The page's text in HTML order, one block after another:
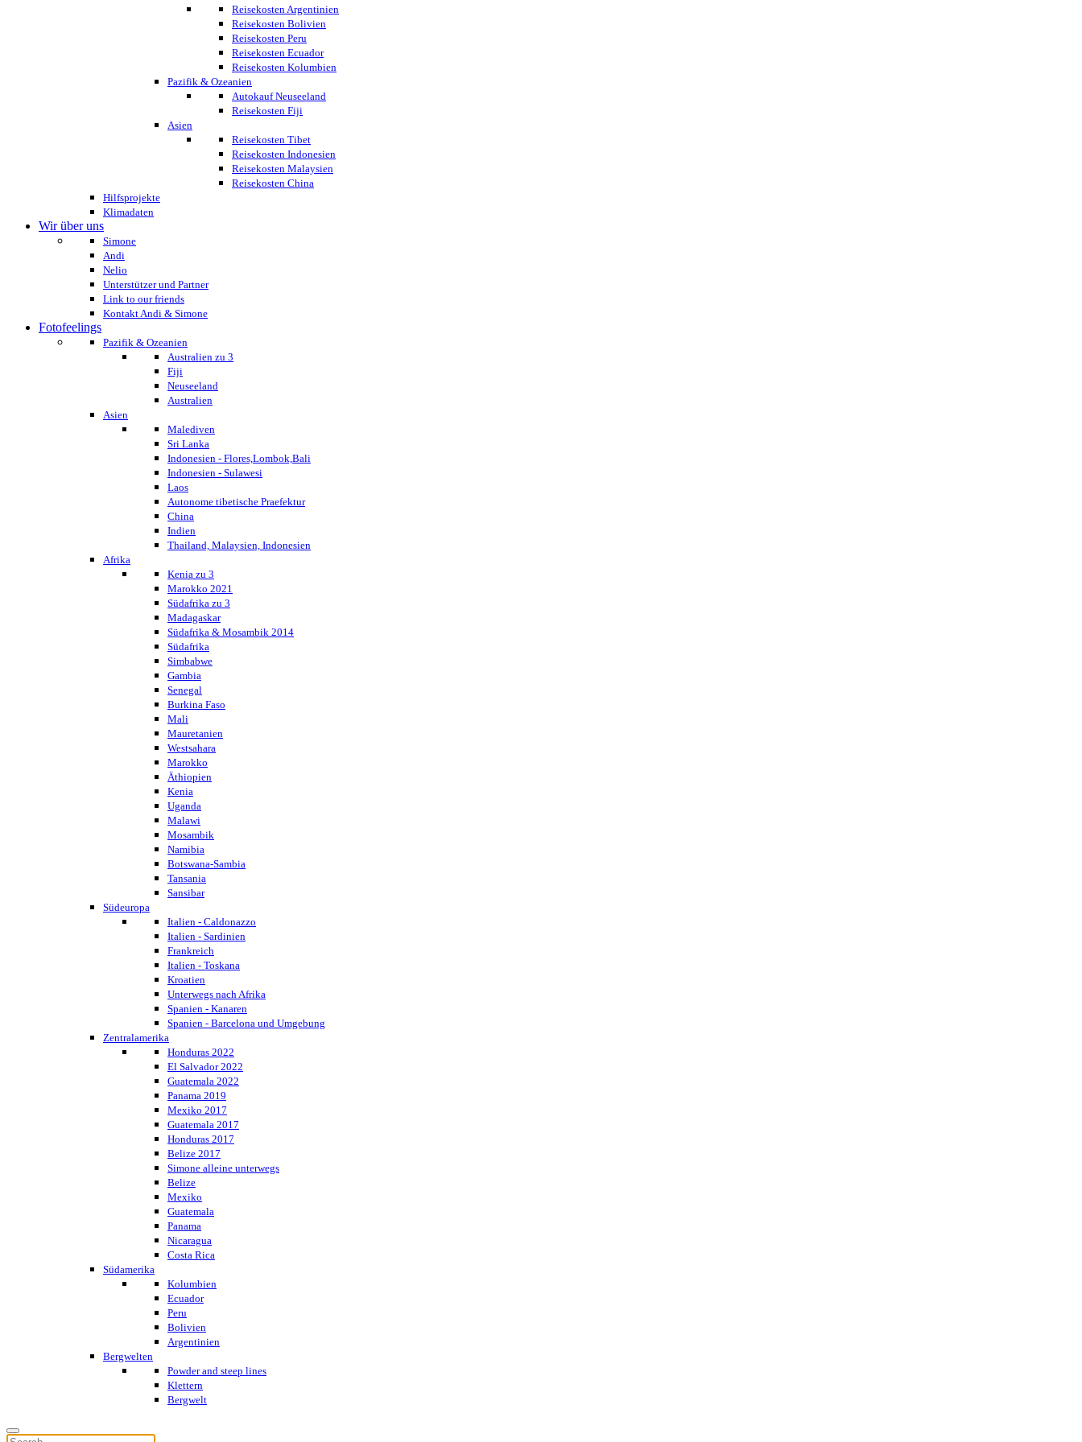
Reisekosten Argentinien
Reisekosten Bolivien
Reisekosten Peru
Reisekosten Ecuador
Reisekosten Kolumbien
Pazifik & Ozeanien
Autokauf Neuseeland
Reisekosten Fiji
Asien
Reisekosten Tibet
Reisekosten Indonesien
Reisekosten Malaysien
Reisekosten China
Hilfsprojekte
Klimadaten
Wir über uns
Simone
Andi
Nelio
Unterstützer und Partner
Link to our friends
Kontakt Andi & Simone
Fotofeelings
Pazifik & Ozeanien
Australien zu 3
Fiji
Neuseeland
Australien
Asien
Malediven
Sri Lanka
Indonesien - Flores,Lombok,Bali
Indonesien - Sulawesi
Laos
Autonome tibetische Praefektur
China
Indien
Thailand, Malaysien, Indonesien
Afrika
Kenia zu 3
Marokko 2021
Südafrika zu 3
Madagaskar
Südafrika & Mosambik 2014
Südafrika
Simbabwe
Gambia
Senegal
Burkina Faso
Mali
Mauretanien
Westsahara
Marokko
Äthiopien
Kenia
Uganda
Malawi
Mosambik
Namibia
Botswana-Sambia
Tansania
Sansibar
Südeuropa
Italien - Caldonazzo
Italien - Sardinien
Frankreich
Italien - Toskana
Kroatien
Unterwegs nach Afrika
Spanien - Kanaren
Spanien - Barcelona und Umgebung
Zentralamerika
Honduras 2022
El Salvador 2022
Guatemala 2022
Panama 2019
Mexiko 2017
Guatemala 2017
Honduras 2017
Belize 2017
Simone alleine unterwegs
Belize
Mexiko
Guatemala
Panama
Nicaragua
Costa Rica
Südamerika
Kolumbien
Ecuador
Peru
Bolivien
Argentinien
Bergwelten
Powder and steep lines
Klettern
Bergwelt